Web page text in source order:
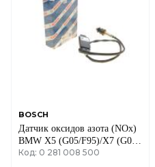
BOSCH
Датчик оксидов азота (NOx)
BMW X5 (G05/F95)/X7 (G07)
​​18- B57 D30
Код: 0 281 008 500